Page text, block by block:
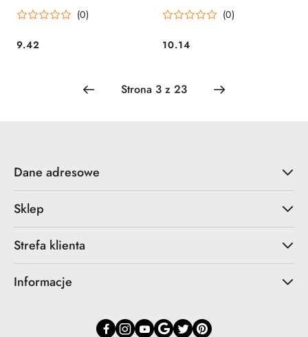
(0)
Cena:
9.42
(0)
Cena:
10.14
Dane adresowe
Sklep
Strefa klienta
Informacje